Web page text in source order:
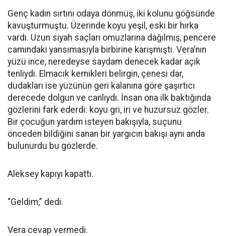
Genç kadın sırtını odaya dönmüş, iki kolunu göğsünde
kavuşturmuştu. Üzerinde koyu yeşil, eski bir hırka
vardı. Uzun siyah saçları omuzlarına dağılmış, pencere
camındaki yansımasıyla birbirine karışmıştı. Vera’nın
yüzü ince, neredeyse saydam denecek kadar açık
tenliydi. Elmacık kemikleri belirgin, çenesi dar,
dudakları ise yüzünün geri kalanına göre şaşırtıcı
derecede dolgun ve canlıydı. İnsan ona ilk baktığında
gözlerini fark ederdi: koyu gri, iri ve huzursuz gözler.
Bir çocuğun yardım isteyen bakışıyla, suçunu
önceden bildiğini sanan bir yargıcın bakışı aynı anda
bulunurdu bu gözlerde.
Aleksey kapıyı kapattı.
“Geldim,” dedi.
Vera cevap vermedi.